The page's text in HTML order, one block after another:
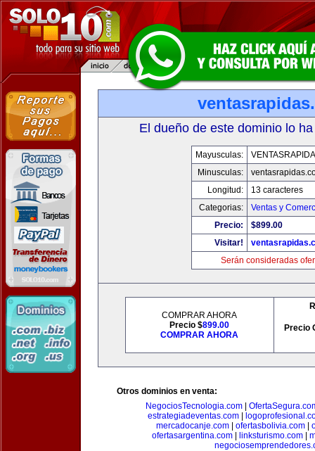
El dueño de este dominio lo
Mayusculas:
Minusculas:
Longitud:
13 caracteres
Categorias:
Ventas y
Precio:
$899.00
Visitar!
Serán consideradas
COMPRAR AHORA
Precio $899.00
COMPRAR AHORA
Precio
Otros dominios en venta:
NegociosTecnologia.com
estrategiadeventas.com|
mercadocanje.com
ofertasbolivia.com
ofertasargentina.com| linksturismo.com|